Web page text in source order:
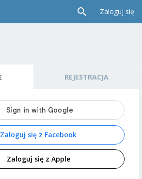
Zaloguj się
REJESTRACJA
Zaloguj się z Facebook
Zaloguj się z Apple